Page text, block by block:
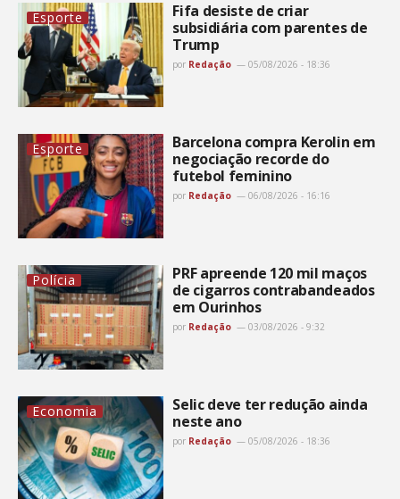
Esporte
Fifa desiste de criar
subsidiária com parentes de
Trump
por Redação 05/08/2026 - 18:36
Esporte
Barcelona compra Kerolin em
negociação recorde do
futebol feminino
por Redação 06/08/2026 - 16:16
Polícia
PRF apreende 120 mil maços
de cigarros contrabandeados
em Ourinhos
por Redação 03/08/2026 - 9:32
Economia
Selic deve ter redução ainda
neste ano
por Redação 05/08/2026 - 18:36